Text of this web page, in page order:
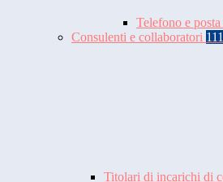
Telefono e
Consulenti e collaboratori 111
Titolari di incarichi di